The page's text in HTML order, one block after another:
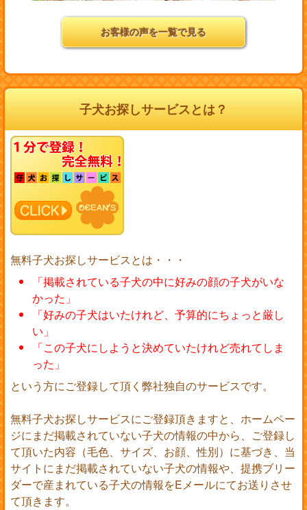
お客様の声を一覧で見る
子犬お探しサービスとは？
無料子犬お探しサービスとは・・・
「掲載されている子犬の中に好みの顔の子犬がいな
かった」
「好みの子犬はいたけれど、予算的にちょっと厳し
い」
「この子犬にしようと決めていたけれど売れてしま
った」
という方にご登録して頂く弊社独自のサービスです。
無料子犬お探しサービスにご登録頂きますと、ホームペー
ジにまだ掲載されていない子犬の情報の中から、ご登録し
て頂いた内容（毛色、サイズ、お顔、性別）に基づき、当
サイトにまだ掲載されていない子犬の情報や、提携ブリー
ダーで産まれている子犬の情報をEメールにてお送りさせ
て頂きます。